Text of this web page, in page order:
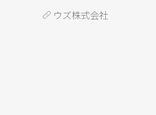
ウズ株式会社